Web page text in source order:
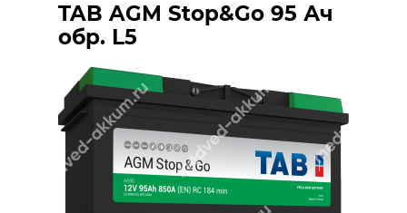
TAB AGM Stop&Go 95 Ач
обр. L5